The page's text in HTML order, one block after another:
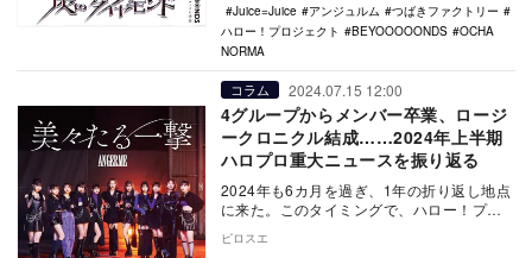
Juice=Juice
アンジュルム
つばきファクトリー
ハロー！プロジェクト
BEYOOOOONDS
OCHA
NORMA
コラム 2024.07.15 12:00
4グループからメンバー卒業、ロージ
ークロニクル結成……2024年上半期
ハロプロ重大ニュースを振り返る
2024年も6カ月を過ぎ、1年の折り返し地点
に来た。このタイミングで、ハロー！プロ
トピッ…
ピロスエ